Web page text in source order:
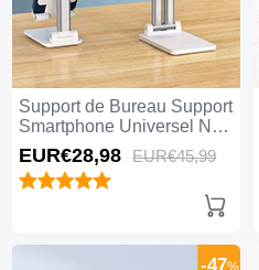
Support de Bureau Support
Smartphone Universel N12
Blanc
EUR€28,98 EUR€45,99
-47